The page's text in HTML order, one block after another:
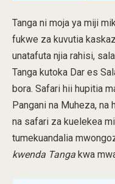
Tanga ni moja ya miji
fukwe za kuvutia
unatafuta njia rahisi,
Tanga kutoka Dar es
bora. Safari hii hupitia
Pangani na Muheza, na
na safari za kuelekea
tumekuandalia
kwenda Tanga kwa